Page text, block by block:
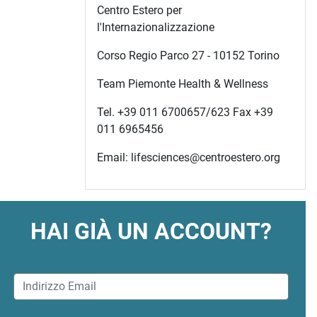
Centro Estero per
l'Internazionalizzazione
Corso Regio Parco 27 - 10152 Torino
Team Piemonte Health & Wellness
Tel. +39 011 6700657/623 Fax +39
011 6965456
Email: lifesciences@centroestero.org
HAI GIÀ UN ACCOUNT?